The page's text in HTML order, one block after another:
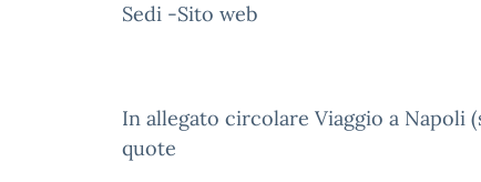
Sedi -Sito web
In allegato circolare Viaggio a Napoli
quote